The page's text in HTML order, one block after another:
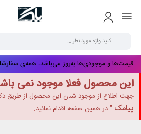
قیمت‌ها و موجودی‌ها به‌روز می‌باشد، همه‌ی
این محصول فعلا موجود نمی
جهت اطلاع از موجود شدن این محصول از طریق
پیامک " در همین صفحه اقدام نمائید.